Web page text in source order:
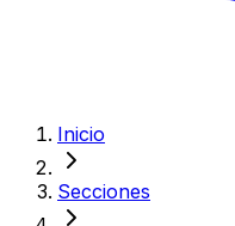
Inicio
Secciones